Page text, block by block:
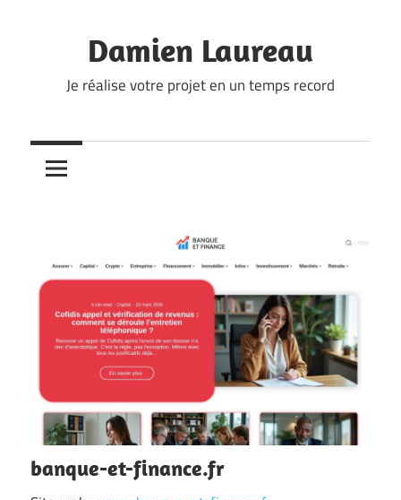
Damien Laureau
Je réalise votre projet en un temps record
banque-et-finance.fr